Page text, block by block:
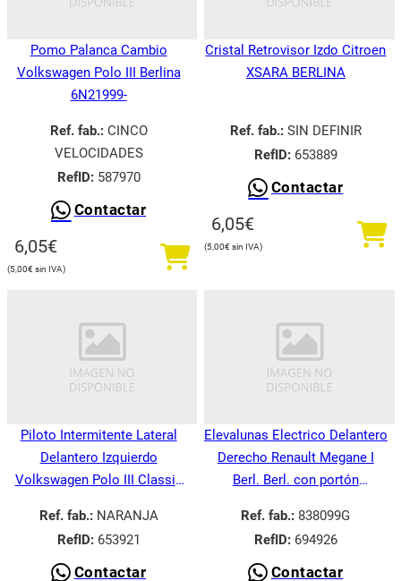
Pomo Palanca Cambio
Volkswagen Polo III Berlina
6N21999-
Ref. fab.:CINCO
VELOCIDADES
RefID:587970
Contactar
6,05€
5,00€
Cristal Retrovisor Izdo Citroen
XSARA BERLINA
Ref. fab.:SIN DEFINIR
RefID:653889
Contactar
6,05€
5,00€
Piloto Intermitente Lateral
Delantero Izquierdo
Volkswagen Polo III Classic
Ref. fab.:NARANJA
RefID:653921
Contactar
Elevalunas Electrico Delantero
Derecho Renault Megane I
Berl. Berl. con portón
Ref. fab.: 838099G
RefID:694926
Contactar